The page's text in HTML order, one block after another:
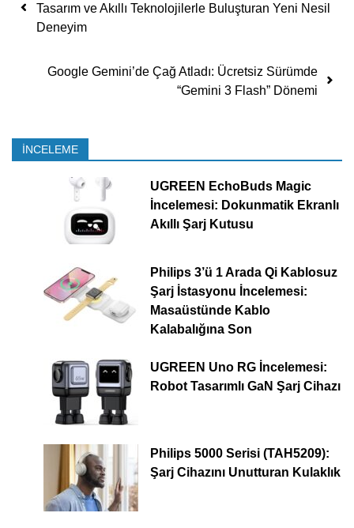
Tasarım ve Akıllı Teknolojilerle Buluşturan Yeni Nesil
Deneyim
Google Gemini’de Çağ Atladı: Ücretsiz Sürümde
“Gemini 3 Flash” Dönemi
İNCELEME
UGREEN EchoBuds Magic
İncelemesi: Dokunmatik Ekranlı
Akıllı Şarj Kutusu
Philips 3’ü 1 Arada Qi Kablosuz
Şarj İstasyonu İncelemesi:
Masaüstünde Kablo
Kalabalığına Son
UGREEN Uno RG İncelemesi:
Robot Tasarımlı GaN Şarj Cihazı
Philips 5000 Serisi (TAH5209):
Şarj Cihazını Unutturan Kulaklık